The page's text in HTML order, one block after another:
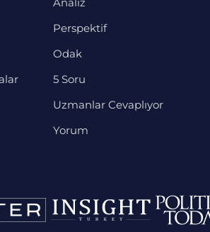
Perspektif
Odak
5 Soru
Uzmanlar Cevaplıyor
Yorum